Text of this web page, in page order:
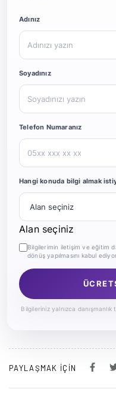
Website
Adınız
Soyadınız
Telefon Numaranız
Hangi konuda bilgi almak
Alan seçiniz
Bilgilerimin iletişim ve eğitim
dönüş yapılmasını kabul
Bilgileriniz yalnızca danışmanlık
PAYLAŞMAK IÇIN